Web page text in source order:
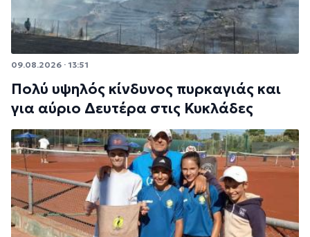
09.08.2026 · 13:51
Πολύ υψηλός κίνδυνος πυρκαγιάς και
για αύριο Δευτέρα στις Κυκλάδες